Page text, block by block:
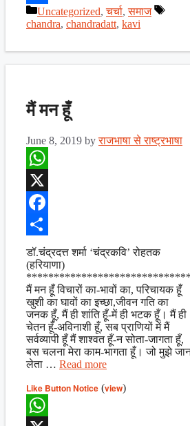
Share
Categories
Uncategorized,चर्चा,समाज
Tags
chandra, chandradatt, kavi
मैं मन हूँ
June 8, 2019 byराजभाषा से राष्ट्रभाषा
WhatsApp
X
Facebook
Share
डॉ.चंद्रदत्त शर्मा ‘चंद्रकवि’ रोहतक
(हरियाणा)
मैं मन हूँ विचारों का-भावों का, परिचायक हूँ
खुशी का घावों का इच्छा,जीवन गति का
जनक हूँ, मैं ही शांति हूँ-में ही भटक हूँ। मैं ही
चेतन हूँ-अविनाशी हूँ, सब प्राणियों में मैं
सर्वव्यापी हूँ मैं शाश्वत हूँ-न सोता-जागता हूँ,
बस चलना मेरा काम-भागता हूँ। जो मुझे
लेता … Read more
Like Button Notice (view)